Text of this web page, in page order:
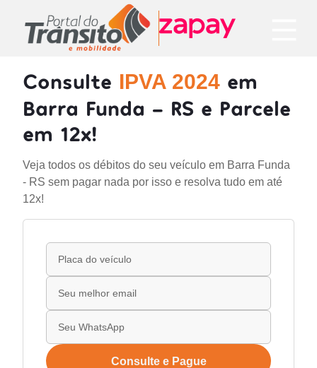
Consulte IPVA 2024 em
Barra Funda - RS e Parcele
em 12x!
Veja todos os débitos do seu veículo em Barra Funda
- RS sem pagar nada por isso e resolva tudo em até
12x!
Consulte e Pague